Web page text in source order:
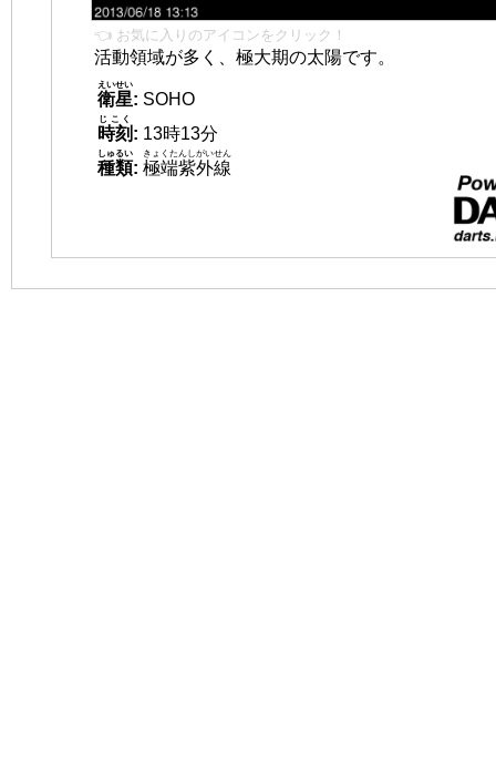
👈 お気に入りのアイコンをクリック！
活動領域が多く、極大期の太陽です。
衛星
えいせい
: SOHO
時刻
じこく
: 13時13分
種類
しゅるい
: 極端紫外線
きょくたんしがいせん